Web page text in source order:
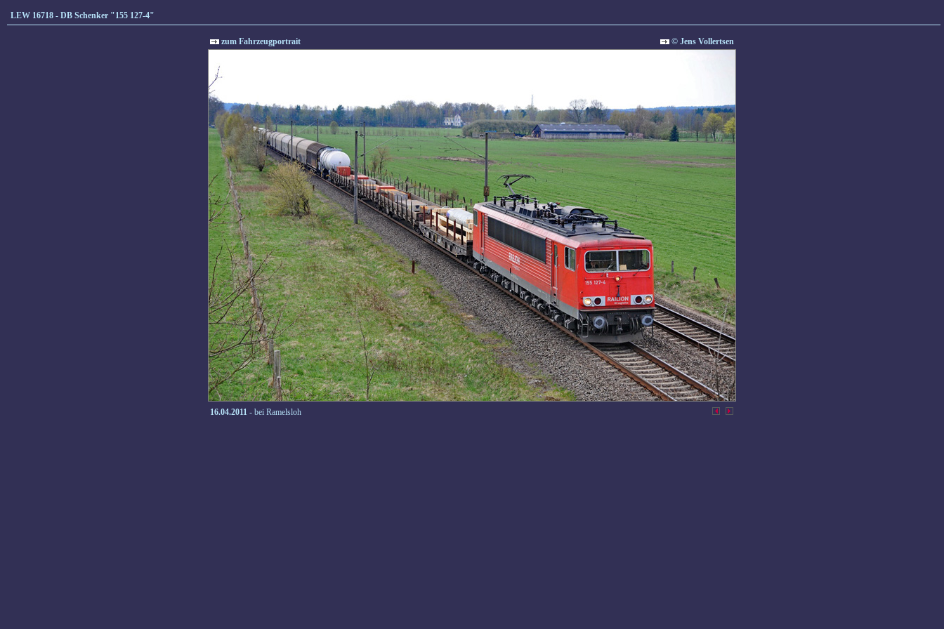
LEW 16718 - DB Schenker "155 127-4"
zum Fahrzeugportrait © Jens Vollertsen
16.04.2011 - bei Ramelsloh